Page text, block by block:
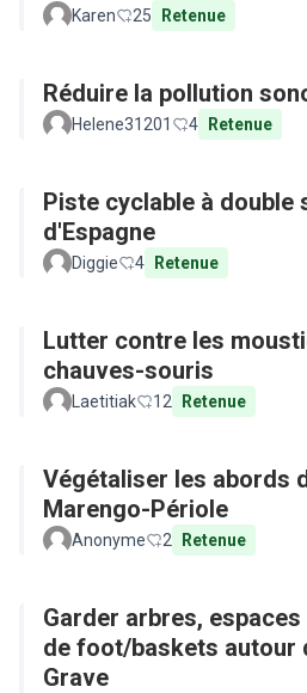
Karen 25 Retenue
Réduire la pollution
Helene31201 4 Retenue
Piste cyclable à double
d'Espagne
Diggie 4 Retenue
Lutter contre les
chauves-souris
Laetitiak 12 Retenue
Végétaliser les abords
Marengo-Périole
Anonyme 2 Retenue
Garder arbres,
de foot/baskets autour
Grave